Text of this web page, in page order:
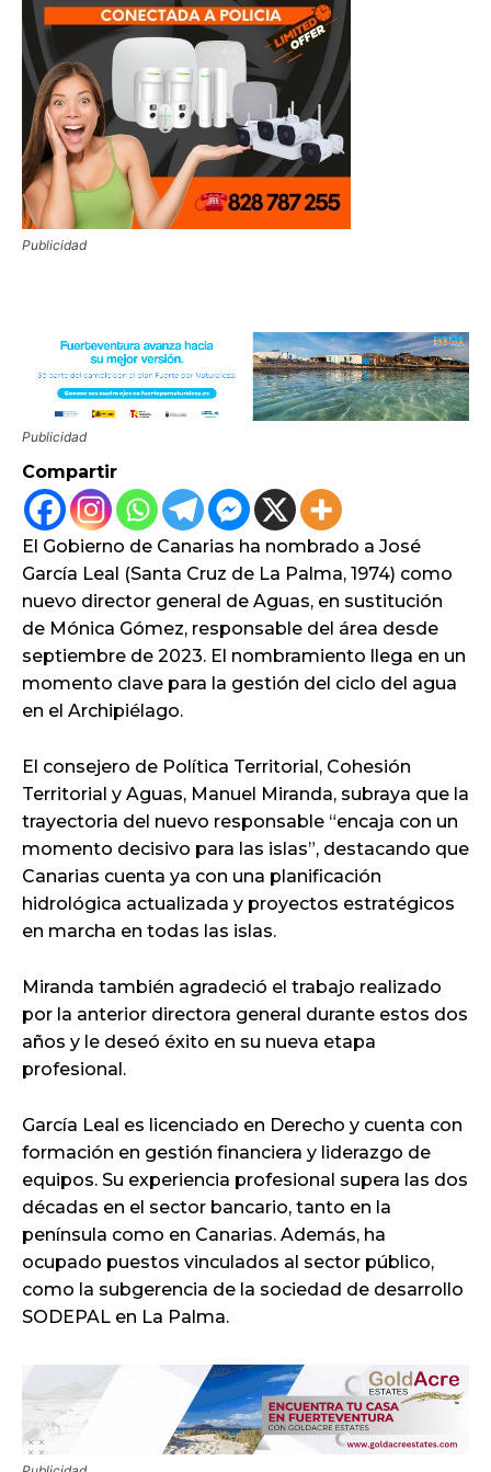
Publicidad
Publicidad
Compartir
El Gobierno de Canarias ha nombrado a José
García Leal (Santa Cruz de La Palma, 1974) como
nuevo director general de Aguas, en sustitución
de Mónica Gómez, responsable del área desde
septiembre de 2023. El nombramiento llega en un
momento clave para la gestión del ciclo del agua
en el Archipiélago.
El consejero de Política Territorial, Cohesión
Territorial y Aguas, Manuel Miranda, subraya que la
trayectoria del nuevo responsable “encaja con un
momento decisivo para las islas”, destacando que
Canarias cuenta ya con una planificación
hidrológica actualizada y proyectos estratégicos
en marcha en todas las islas.
Miranda también agradeció el trabajo realizado
por la anterior directora general durante estos dos
años y le deseó éxito en su nueva etapa
profesional.
García Leal es licenciado en Derecho y cuenta con
formación en gestión financiera y liderazgo de
equipos. Su experiencia profesional supera las dos
décadas en el sector bancario, tanto en la
península como en Canarias. Además, ha
ocupado puestos vinculados al sector público,
como la subgerencia de la sociedad de desarrollo
SODEPAL en La Palma.